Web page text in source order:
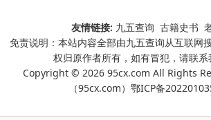
友情链接: 九五查询 古籍史书
免责说明：本站内容全部由九五查询从互联网
权归原作者所有，如有冒犯，请联系
Copyright © 2026 95cx.com All Rights
（95cx.com） 鄂ICP备